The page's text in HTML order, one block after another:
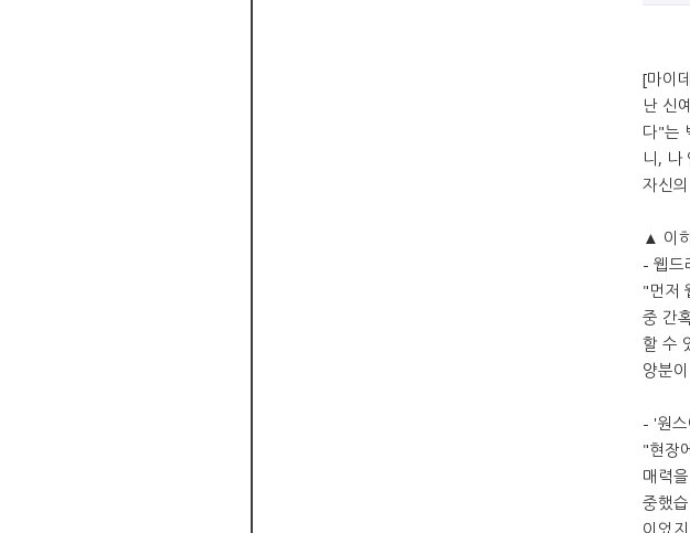
[마이
난 신
다"는
니, 나
자신
▲ 이
- 웹드
"먼저
중 간
할 수
양분
- '원
"현장
매력
중했